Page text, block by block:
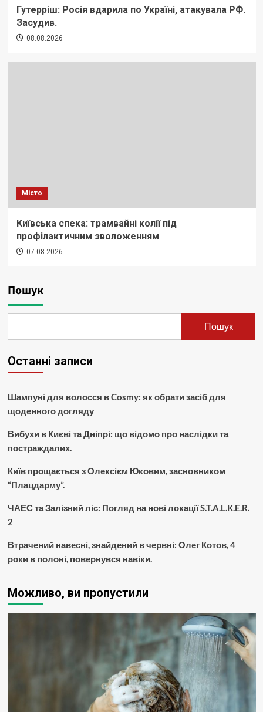
Гутерріш: Росія вдарила по Україні, атакувала РФ.
Засудив.
08.08.2026
Місто
Київська спека: трамвайні колії під
профілактичним зволоженням
07.08.2026
Пошук
Пошук
Останні записи
Шампуні для волосся в Cosmy: як обрати засіб для
щоденного догляду
Вибухи в Києві та Дніпрі: що відомо про наслідки та
постраждалих.
Київ прощається з Олексієм Юковим, засновником
“Плацдарму”.
ЧАЕС та Залізний ліс: Погляд на нові локації S.T.A.L.K.E.R.
2
Втрачений навесні, знайдений в червні: Олег Котов, 4
роки в полоні, повернувся навіки.
Можливо, ви пропустили